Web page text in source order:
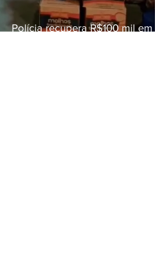
Polícia recupera R$100 mil em